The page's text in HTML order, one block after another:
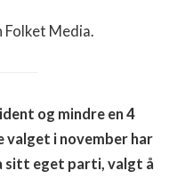
Media.
og mindre en 4
valget i november har
sitt eget parti, valgt å